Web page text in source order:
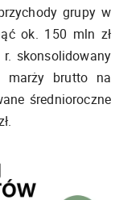
grupy w
ok. 150 mln zł
skonsolidowany
marży brutto na
średnioroczne